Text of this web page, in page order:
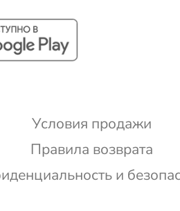
Условия продажи
Правила возврата
и